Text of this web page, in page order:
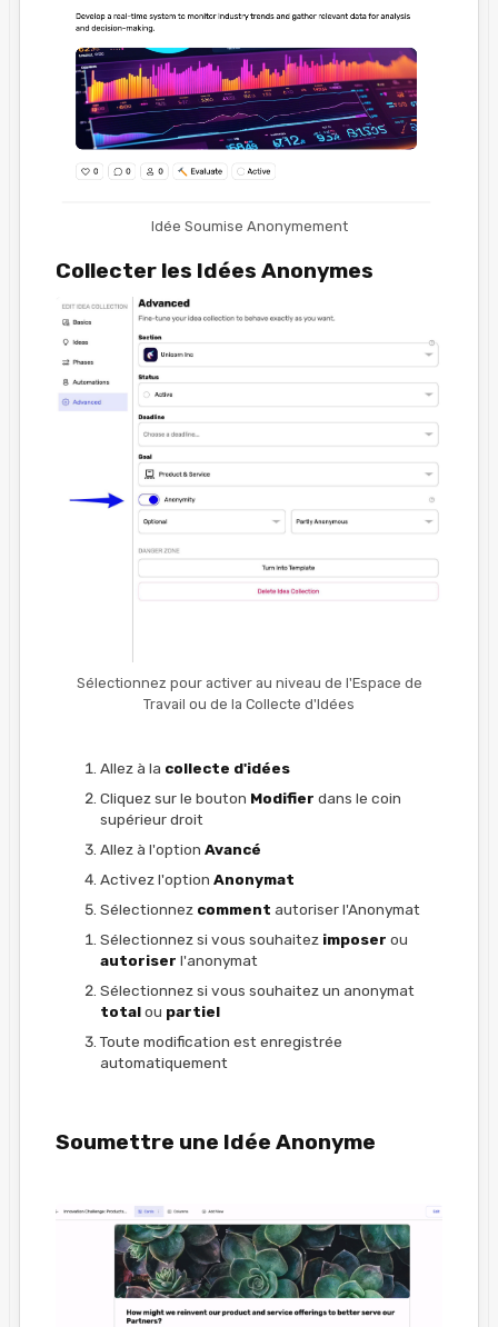
Idée Soumise Anonymement
Collecter les Idées Anonymes
Sélectionnez pour activer au niveau de l'Espace de
Travail ou de la Collecte d'Idées
Allez à la collecte d'idées
Cliquez sur le bouton Modifier dans le coin
supérieur droit
Allez à l'option Avancé
Activez l'option Anonymat
Sélectionnez comment autoriser l'Anonymat
Sélectionnez si vous souhaitez imposer ou
autoriser l'anonymat
Sélectionnez si vous souhaitez un anonymat
totalou partiel
Toute modification est enregistrée
automatiquement
Soumettre une Idée Anonyme